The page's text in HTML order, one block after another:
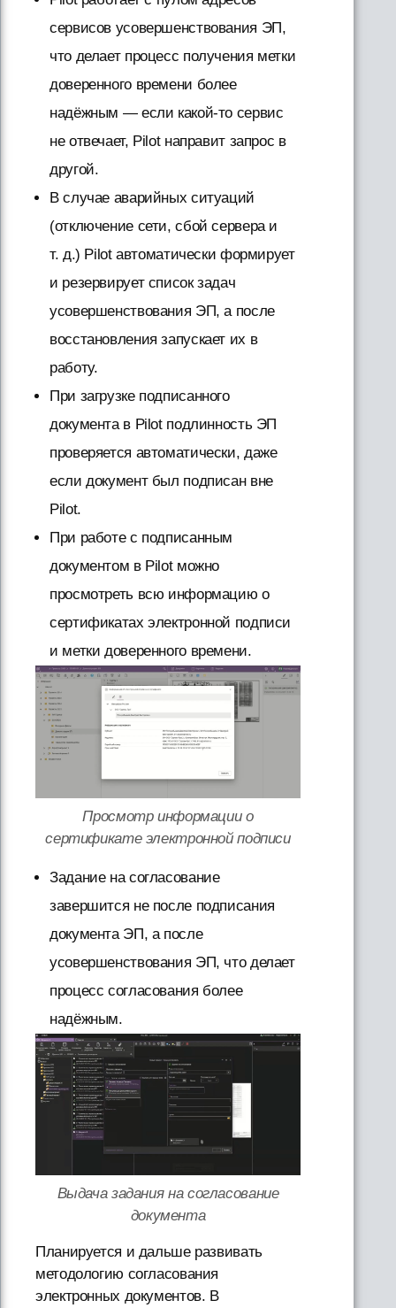
сервисов усовершенствования ЭП,
что делает процесс получения метки
доверенного времени более
надёжным — если какой-то сервис
не отвечает, Pilot направит запрос в
другой.
В случае аварийных ситуаций
(отключение сети, сбой сервера и
т. д.) Pilot автоматически формирует
и резервирует список задач
усовершенствования ЭП, а после
восстановления запускает их в
работу.
При загрузке подписанного
документа в Pilot подлинность ЭП
проверяется автоматически, даже
если документ был подписан вне
Pilot.
При работе с подписанным
документом в Pilot можно
просмотреть всю информацию о
сертификатах электронной подписи
и метки доверенного времени.
Просмотр информации о
сертификате электронной подписи
Задание на согласование
завершится не после подписания
документа ЭП, а после
усовершенствования ЭП, что делает
процесс согласования более
надёжным.
Выдача задания на согласование
документа
Планируется и дальше развивать
методологию согласования
электронных документов. В